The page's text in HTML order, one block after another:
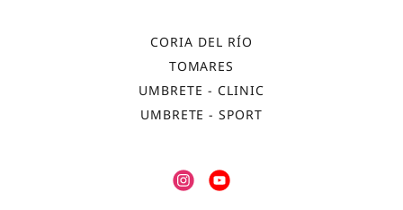
CORIA DEL RÍO
TOMARES
UMBRETE - CLINIC
UMBRETE - SPORT